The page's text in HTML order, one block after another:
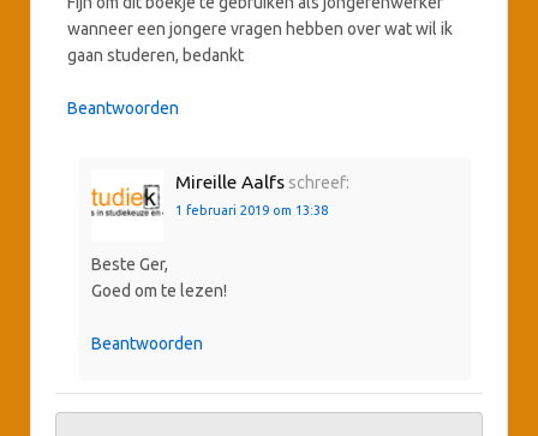
wanneer een jongere vragen hebben over wat wil ik
gaan studeren, bedankt
Beantwoorden
Mireille Aalfs schreef:
1 februari 2019 om 13:38
Beste Ger,
Goed om te lezen!
Beantwoorden